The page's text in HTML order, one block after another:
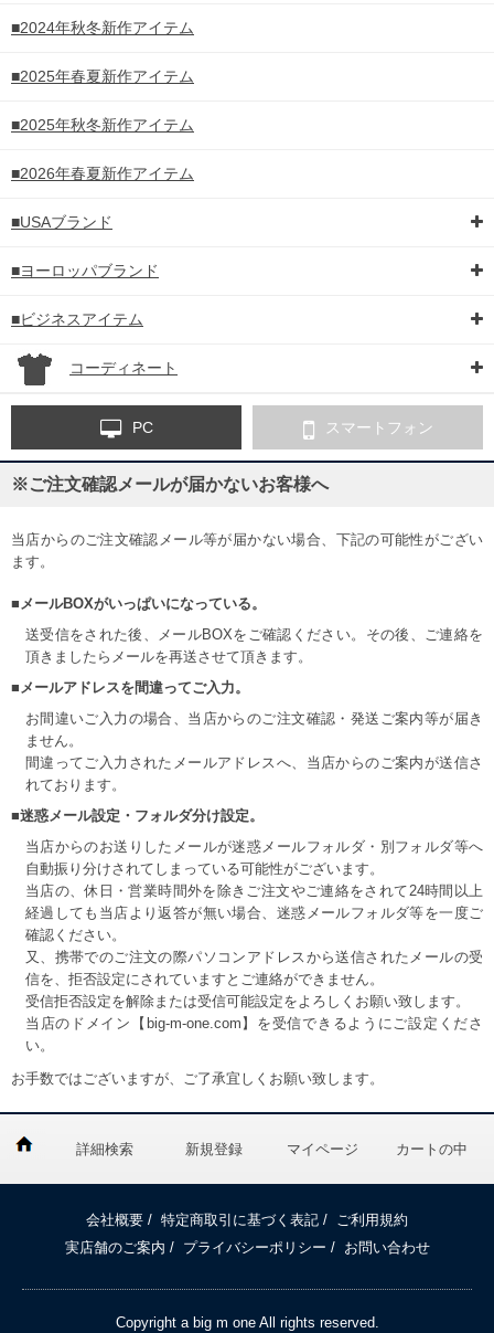
■2024年秋冬新作アイテム
■2025年春夏新作アイテム
■2025年秋冬新作アイテム
■2026年春夏新作アイテム
■USAブランド
■ヨーロッパブランド
■ビジネスアイテム
コーディネート
PC スマートフォン
※ご注文確認メールが届かないお客様へ
当店からのご注文確認メール等が届かない場合、下記の可能性がござい
ます。
■メールBOXがいっぱいになっている。
送受信をされた後、メールBOXをご確認ください。その後、ご連絡を
頂きましたらメールを再送させて頂きます。
■メールアドレスを間違ってご入力。
お間違いご入力の場合、当店からのご注文確認・発送ご案内等が届き
ません。
間違ってご入力されたメールアドレスへ、当店からのご案内が送信さ
れております。
■迷惑メール設定・フォルダ分け設定。
当店からのお送りしたメールが迷惑メールフォルダ・別フォルダ等へ
自動振り分けされてしまっている可能性がございます。
当店の、休日・営業時間外を除きご注文やご連絡をされて24時間以上
経過しても当店より返答が無い場合、迷惑メールフォルダ等を一度ご
確認ください。
又、携帯でのご注文の際パソコンアドレスから送信されたメールの受
信を、拒否設定にされていますとご連絡ができません。
受信拒否設定を解除または受信可能設定をよろしくお願い致します。
当店のドメイン【big-m-one.com】を受信できるようにご設定くださ
い。
お手数ではございますが、ご了承宜しくお願い致します。
詳細検索 新規登録 マイページ カートの中
会社概要 / 特定商取引に基づく表記 / ご利用規約
実店舗のご案内 / プライバシーポリシー / お問い合わせ
Copyright a big m one All rights reserved.